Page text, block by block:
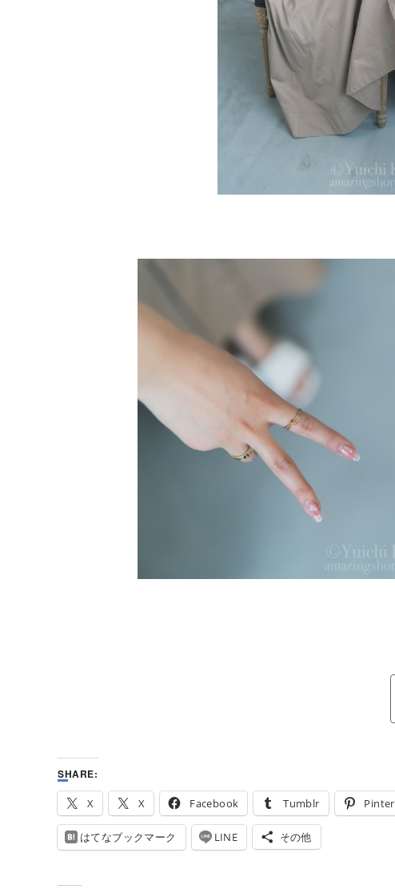
SHARE:
X X Facebook Tumblr
はてなブックマーク LINE その他